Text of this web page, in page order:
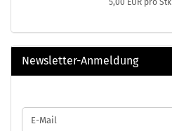
5,00 EUR pro Stk
Newsletter-Anmeldung
WEITER
ZUR
E-